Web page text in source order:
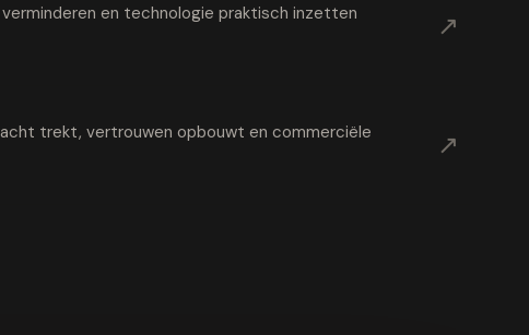
en technologie praktisch inzetten
↗
trekt, vertrouwen opbouwt en commerciële
↗